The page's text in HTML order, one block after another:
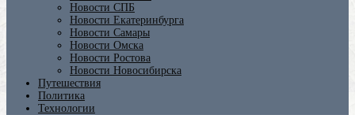
Новости СПБ
Новости Екатеринбурга
Новости Самары
Новости Омска
Новости Ростова
Новости Новосибирска
Путешествия
Политика
Технологии